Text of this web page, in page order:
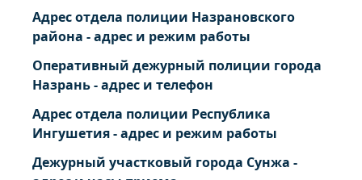
Адрес отдела полиции Назрановского
района - адрес и режим работы
Оперативный дежурный полиции города
Назрань - адрес и телефон
Адрес отдела полиции Республика
Ингушетия - адрес и режим работы
Дежурный участковый города Сунжа -